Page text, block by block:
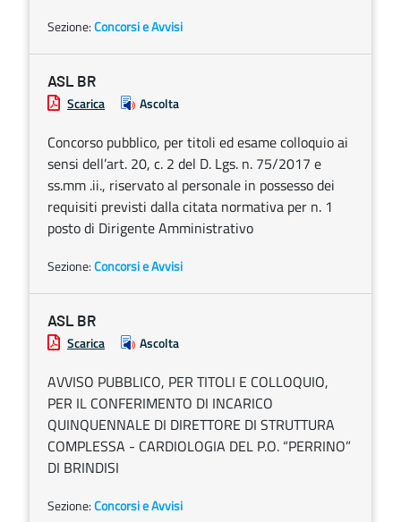
Sezione:Concorsi e Avvisi
ASL BR
Scarica Ascolta
Concorso pubblico, per titoli ed esame colloquio ai
sensi dell’art. 20, c. 2 del D. Lgs. n. 75/2017 e
ss.mm .ii., riservato al personale in possesso dei
requisiti previsti dalla citata normativa per n. 1
posto di Dirigente Amministrativo
Sezione:Concorsi e Avvisi
ASL BR
Scarica Ascolta
AVVISO PUBBLICO, PER TITOLI E COLLOQUIO,
PER IL CONFERIMENTO DI INCARICO
QUINQUENNALE DI DIRETTORE DI STRUTTURA
COMPLESSA - CARDIOLOGIA DEL P.O. “PERRINO”
DI BRINDISI
Sezione:Concorsi e Avvisi